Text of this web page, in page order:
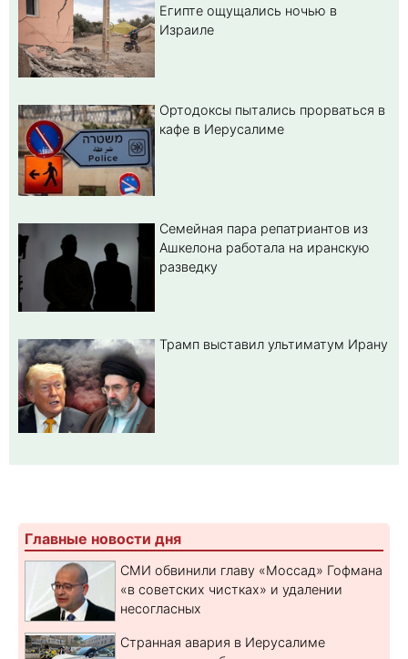
Египте ощущались ночью в
Израиле
Ортодоксы пытались прорваться в
кафе в Иерусалиме
Семейная пара репатриантов из
Ашкелона работала на иранскую
разведку
Трамп выставил ультиматум Ирану
Главные новости дня
СМИ обвинили главу «Моссад» Гофмана
«в советских чистках» и удалении
несогласных
Странная авария в Иерусалиме